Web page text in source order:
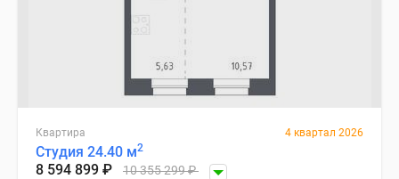
Квартира 4 квартал 2026
Студия 24.40 м2
8 594 899 ₽ 10 355 299₽